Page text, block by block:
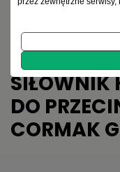
SIŁOWNIK
DO
CORMAK